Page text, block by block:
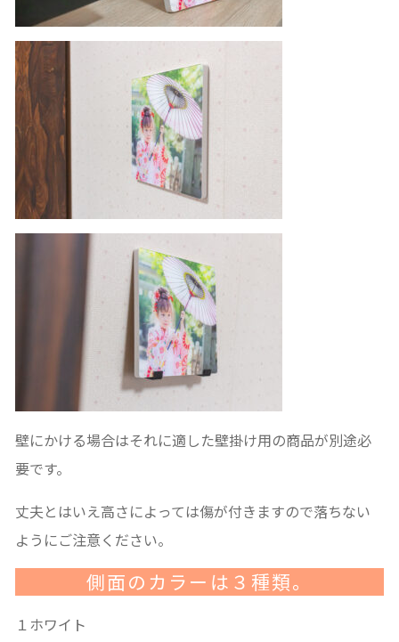
壁にかける場合はそれに適した壁掛け用の商品が別途必
要です。
丈夫とはいえ高さによっては傷が付きますので落ちない
ようにご注意ください。
側面のカラーは３種類。
１ホワイト